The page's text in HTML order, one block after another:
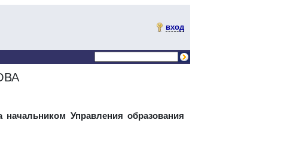
вход
Управления образования